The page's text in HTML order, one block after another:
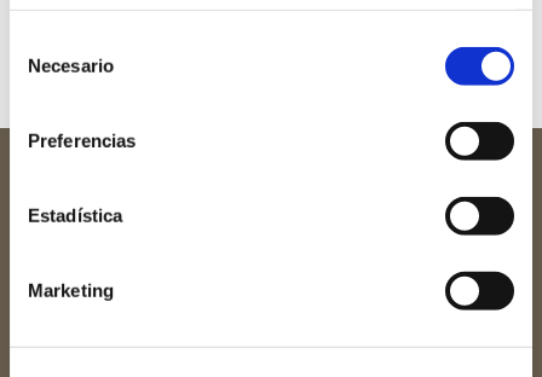
Necesario
Preferencias
Estadística
Marketing